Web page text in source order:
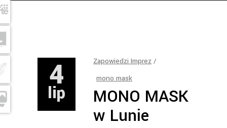
4
lip
Zapowiedzi Imprez
mono mask
MONO MASK
w Lunie